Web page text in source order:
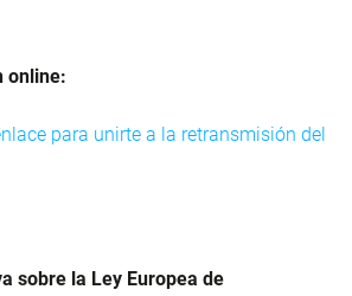
online:
para unirte a la retransmisión del
sobre la Ley Europea de